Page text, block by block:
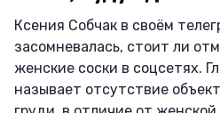
Ксения Собчак в своём
засомневалась, стоит ли
женские соски в соцсетях.
называет отсутствие